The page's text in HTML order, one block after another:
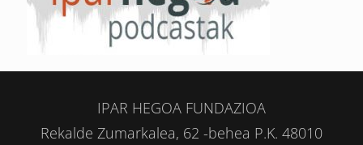
IPAR HEGOA FUNDAZIOA
Rekalde Zumarkalea, 62 -behea P.K. 48010